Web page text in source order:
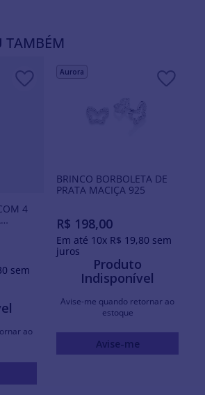
TAMBÉM
4
sem
ao
Aurora
BRINCO BORBOLETA DE
PRATA MACIÇA 925
R$ 198,00
Em até 10x R$ 19,80 sem
juros
Produto
Indisponível
Avise-me quando retornar ao
estoque
Avise-me